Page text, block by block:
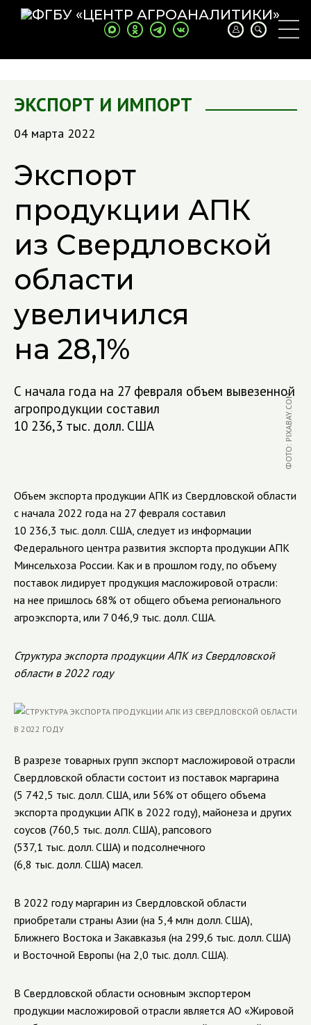
ЭКСПОРТ И ИМПОРТ
04 марта 2022
Экспорт
продукции АПК
из Свердловской
области
увеличился
на 28,1%
С начала года на 27 февраля объем вывезенной
агропродукции составил
10 236,3 тыс. долл. США
ФОТО: PIXABAY.COM
Объем экспорта продукции АПК из Свердловской области
с начала 2022 года на 27 февраля составил
10 236,3 тыс. долл. США, следует из информации
Федерального центра развития экспорта продукции АПК
Минсельхоза России. Как и в прошлом году, по объему
поставок лидирует продукция масложировой отрасли:
на нее пришлось 68% от общего объема регионального
агроэкспорта, или 7 046,9 тыс. долл. США.
Структура экспорта продукции АПК из Свердловской
области в 2022 году
В разрезе товарных групп экспорт масложировой отрасли
Свердловской области состоит из поставок маргарина
(5 742,5 тыс. долл. США, или 56% от общего объема
экспорта продукции АПК в 2022 году), майонеза и других
соусов (760,5 тыс. долл. США), рапсового
(537,1 тыс. долл. США) и подсолнечного
(6,8 тыс. долл. США) масел.
В 2022 году маргарин из Свердловской области
приобретали страны Азии (на 5,4 млн долл. США),
Ближнего Востока и Закавказья (на 299,6 тыс. долл. США)
и Восточной Европы (на 2,0 тыс. долл. США).
В Свердловской области основным экспортером
продукции масложировой отрасли является АО «Жировой